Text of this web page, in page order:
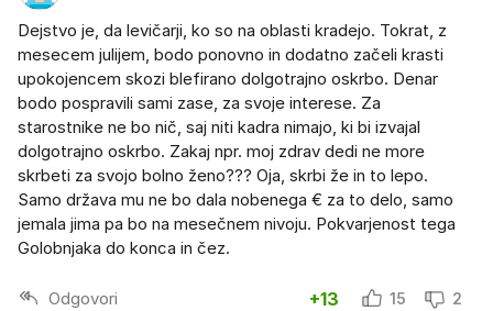
Dejstvo je, da levičarji, ko so na oblasti kradejo. Tokrat, z
mesecem julijem, bodo ponovno in dodatno začeli krasti
upokojencem skozi blefirano dolgotrajno oskrbo. Denar
bodo pospravili sami zase, za svoje interese. Za
starostnike ne bo nič, saj niti kadra nimajo, ki bi izvajal
dolgotrajno oskrbo. Zakaj npr. moj zdrav dedi ne more
skrbeti za svojo bolno ženo??? Oja, skrbi že in to lepo.
Samo država mu ne bo dala nobenega € za to delo, samo
jemala jima pa bo na mesečnem nivoju. Pokvarjenost tega
Golobnjaka do konca in čez.
Odgovori +13 15 2